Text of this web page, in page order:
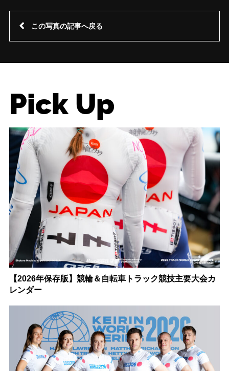
この写真の記事へ戻る
Pick Up
【2026年保存版】競輪＆自転車トラック競技主要大会カ
レンダー